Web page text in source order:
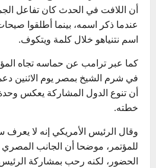
أن اللافت في الحدث كان تفاعل
عندما ذكر اسمه، بينما أطلقوا
اسم نتنياهو خلال كلمة ويتكوف.
كما عبر ترامب عن حماسه تجاه
في شرم الشيخ بمصر يوم الاثنين
أن تنوع الدول المشاركة يعكس
خطته.
وقال الرئيس الأمريكي إنه لا
للمؤتمر، موضحا أن الجانب المصري
الحضور، لكنه رحب بمشاركة